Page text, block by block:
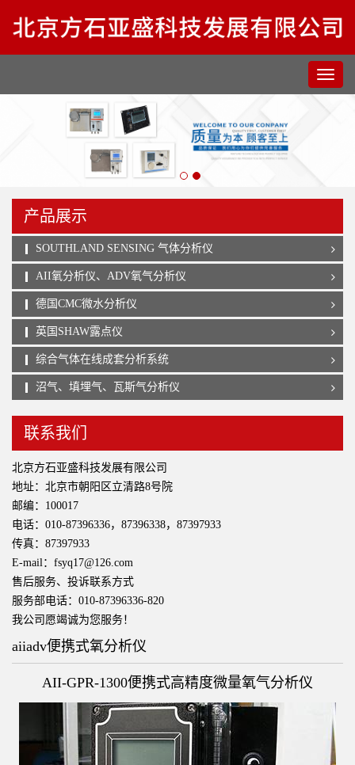
产品展示
SOUTHLAND SENSING 气体分析仪
AII氧分析仪、ADV氧气分析仪
德国CMC微水分析仪
英国SHAW露点仪
综合气体在线成套分析系统
沼气、填埋气、瓦斯气分析仪
联系我们
北京方石亚盛科技发展有限公司
地址：北京市朝阳区立清路8号院
邮编：100017
电话：010-87396336，87396338，87397933
传真：87397933
E-mail：fsyq17@126.com
售后服务、投诉联系方式
服务部电话：010-87396336-820
我公司愿竭诚为您服务！
aiiadv便携式氧分析仪
AII-GPR-1300便携式高精度微量氧气分析仪